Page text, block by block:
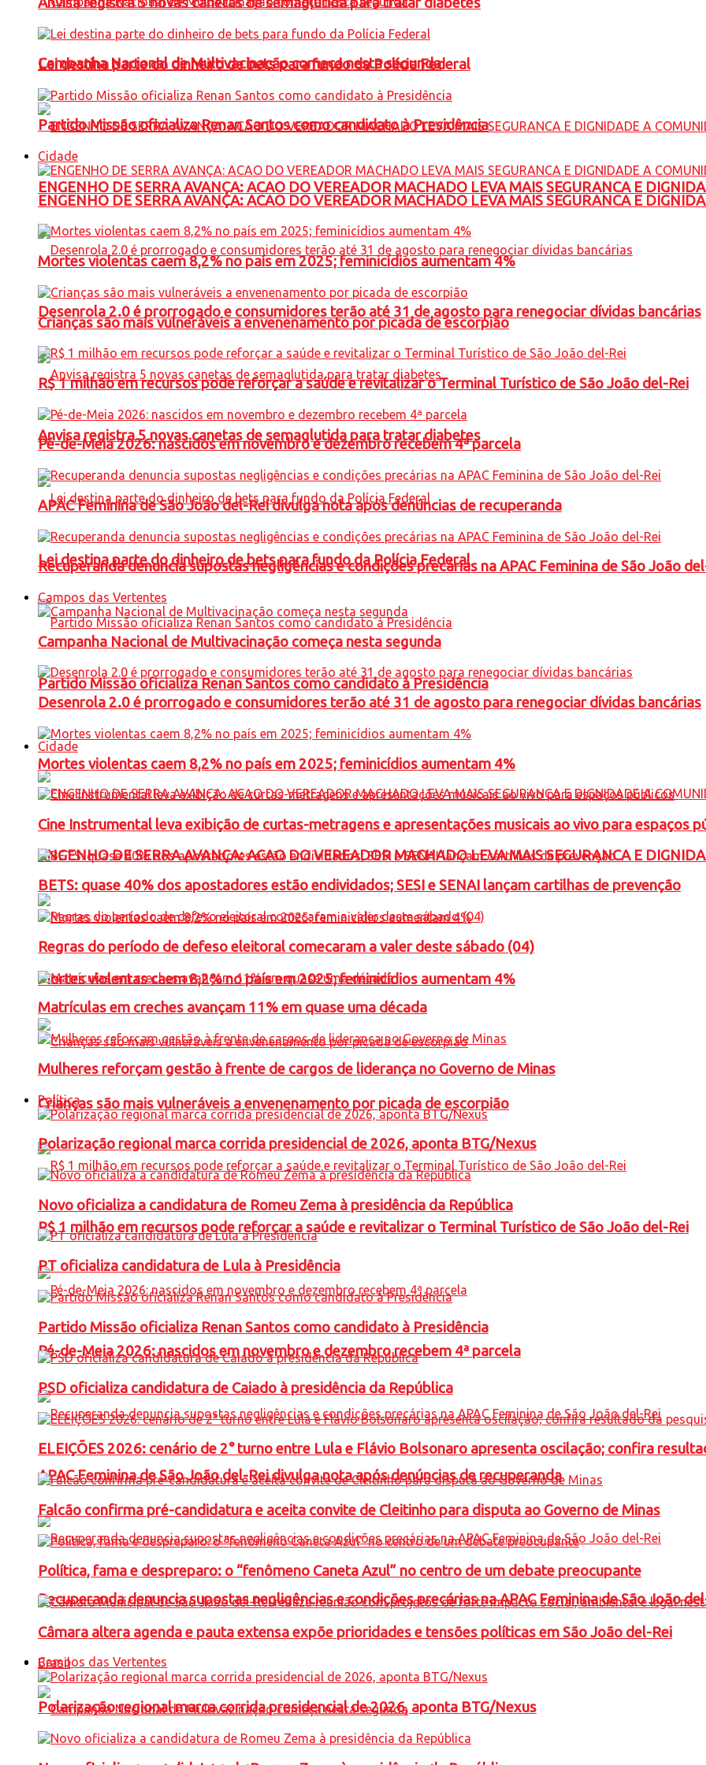
Campanha Nacional de Multivacinação começa nesta segunda
ENGENHO DE SERRA AVANÇA: ACAO DO VEREADOR MACHADO LEVA MAIS SEGURANCA E
Desenrola 2.0 é prorrogado e consumidores terão até 31 de agosto para renegociar dívidas bancárias
Anvisa registra 5 novas canetas de semaglutida para tratar diabetes
Lei destina parte do dinheiro de bets para fundo da Polícia Federal
Partido Missão oficializa Renan Santos como candidato à Presidência
Cidade
ENGENHO DE SERRA AVANÇA: ACAO DO VEREADOR MACHADO LEVA MAIS SEGURANCA E
Mortes violentas caem 8,2% no país em 2025; feminicídios aumentam 4%
Crianças são mais vulneráveis a envenenamento por picada de escorpião
R$ 1 milhão em recursos pode reforçar a saúde e revitalizar o Terminal Turístico de São João del-Rei
Pé-de-Meia 2026: nascidos em novembro e dezembro recebem 4ª parcela
APAC Feminina de São João del-Rei divulga nota após denúncias de recuperanda
Recuperanda denuncia supostas negligências e condições precárias na APAC Feminina de São João
Campos das Vertentes
Lei destina parte do dinheiro de bets para fundo da Polícia Federal
Partido Missão oficializa Renan Santos como candidato à Presidência
Cidade
ENGENHO DE SERRA AVANÇA: ACAO DO VEREADOR MACHADO LEVA MAIS SEGURANCA E
Mortes violentas caem 8,2% no país em 2025; feminicídios aumentam 4%
Crianças são mais vulneráveis a envenenamento por picada de escorpião
R$ 1 milhão em recursos pode reforçar a saúde e revitalizar o Terminal Turístico de São João del-Rei
Pé-de-Meia 2026: nascidos em novembro e dezembro recebem 4ª parcela
APAC Feminina de São João del-Rei divulga nota após denúncias de recuperanda
Recuperanda denuncia supostas negligências e condições precárias na APAC Feminina de São João
Campos das Vertentes
Campanha Nacional de Multivacinação começa nesta segunda
Desenrola 2.0 é prorrogado e consumidores terão até 31 de agosto para renegociar dívidas bancárias
Mortes violentas caem 8,2% no país em 2025; feminicídios aumentam 4%
Cine Instrumental leva exibição de curtas-metragens e apresentações musicais ao vivo para espaços
BETS: quase 40% dos apostadores estão endividados; SESI e SENAI lançam cartilhas de prevenção
Regras do período de defeso eleitoral comecaram a valer deste sábado (04)
Matrículas em creches avançam 11% em quase uma década
Mulheres reforçam gestão à frente de cargos de liderança no Governo de Minas
Política
Polarização regional marca corrida presidencial de 2026, aponta BTG/Nexus
Novo oficializa a candidatura de Romeu Zema à presidência da República
PT oficializa candidatura de Lula à Presidência
Partido Missão oficializa Renan Santos como candidato à Presidência
PSD oficializa candidatura de Caiado à presidência da República
ELEIÇÕES 2026: cenário de 2° turno entre Lula e Flávio Bolsonaro apresenta oscilação; confira
Falcão confirma pré-candidatura e aceita convite de Cleitinho para disputa ao Governo de Minas
Política, fama e despreparo: o “fenômeno Caneta Azul” no centro de um debate preocupante
Câmara altera agenda e pauta extensa expõe prioridades e tensões políticas em São João del-Rei
Brasil
Polarização regional marca corrida presidencial de 2026, aponta BTG/Nexus